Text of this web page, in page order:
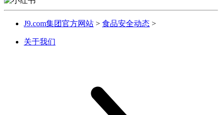
J9.com集团官方网站 > 食品安全动态 >
关于我们